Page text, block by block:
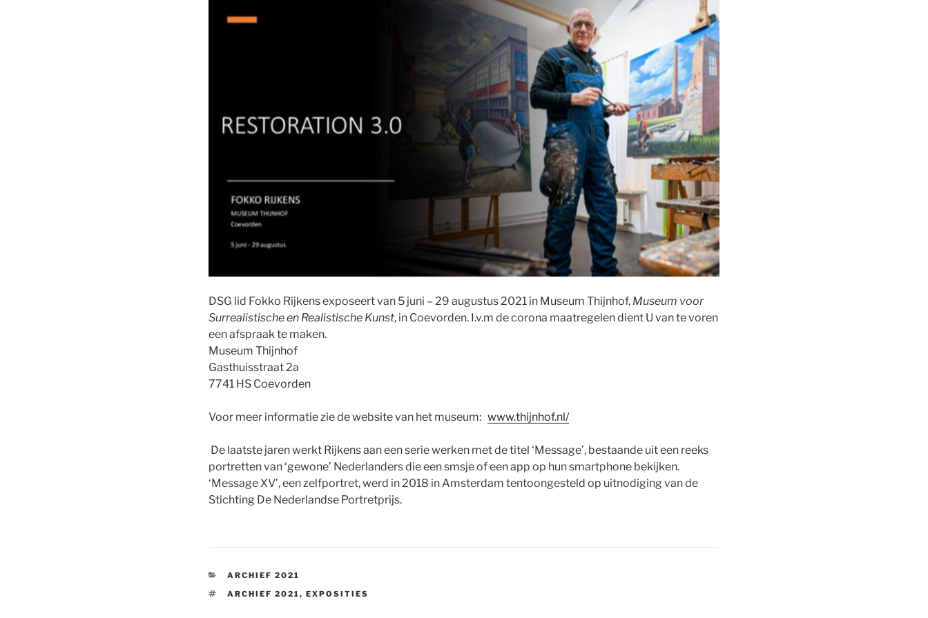
DSG lid Fokko Rijkens exposeert van 5 juni – 29 augustus 2021 in Museum Thijnhof, Museum voor
Surrealistische en Realistische Kunst, in Coevorden. I.v.m de corona maatregelen dient U van te voren
een afspraak te maken.
Museum Thijnhof
Gasthuisstraat 2a
7741 HS Coevorden
Voor meer informatie zie de website van het museum: www.thijnhof.nl/
De laatste jaren werkt Rijkens aan een serie werken met de titel ‘Message’, bestaande uit een reeks
portretten van ‘gewone’ Nederlanders die een smsje of een app op hun smartphone bekijken.
‘Message XV’, een zelfportret, werd in 2018 in Amsterdam tentoongesteld op uitnodiging van de
Stichting De Nederlandse Portretprijs.
CATEGORIEËN
ARCHIEF 2021
TAGS
ARCHIEF 2021,EXPOSITIES